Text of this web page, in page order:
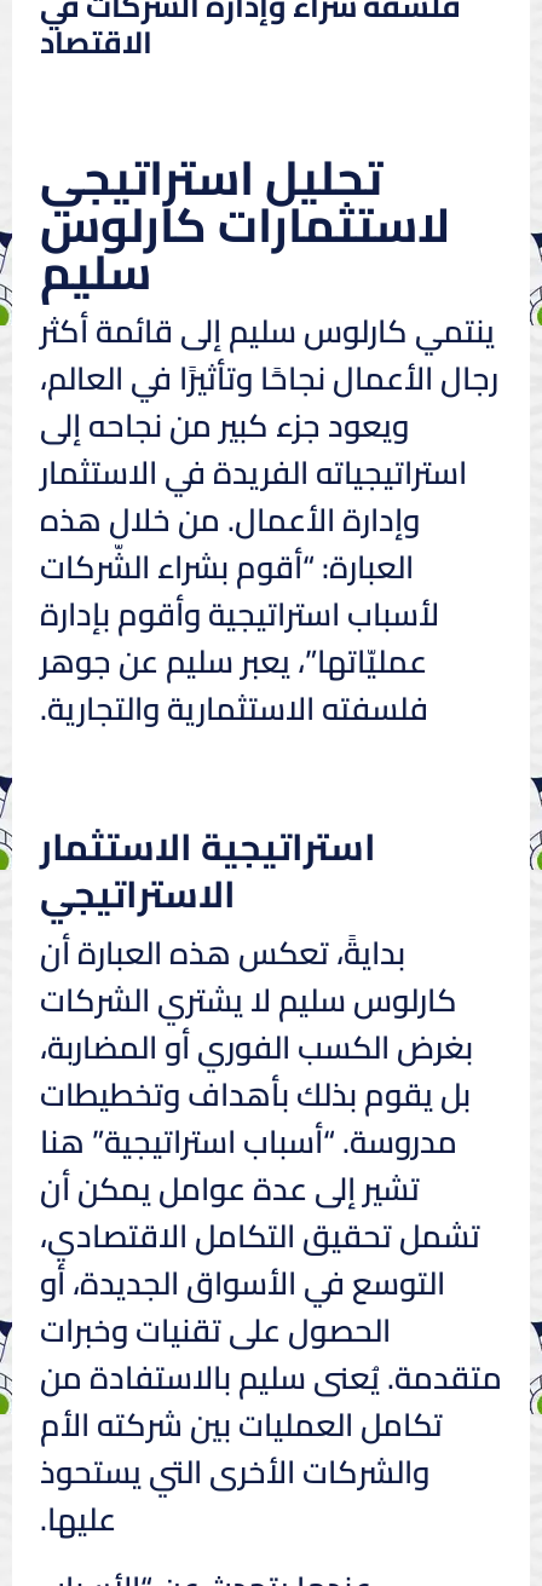
الاقتصاد
تحليل استراتيجي
لاستثمارات كارلوس
سليم
ينتمي كارلوس سليم إلى قائمة أكثر
رجال الأعمال نجاحًا وتأثيرًا في العالم،
ويعود جزء كبير من نجاحه إلى
استراتيجياته الفريدة في الاستثمار
وإدارة الأعمال. من خلال هذه
العبارة: “أقوم بشراء الشّركات
لأسباب استراتيجية وأقوم بإدارة
عمليّاتها”، يعبر سليم عن جوهر
فلسفته الاستثمارية والتجارية.
استراتيجية الاستثمار
الاستراتيجي
بدايةً، تعكس هذه العبارة أن
كارلوس سليم لا يشتري الشركات
بغرض الكسب الفوري أو المضاربة،
بل يقوم بذلك بأهداف وتخطيطات
مدروسة. “أسباب استراتيجية” هنا
تشير إلى عدة عوامل يمكن أن
تشمل تحقيق التكامل الاقتصادي،
التوسع في الأسواق الجديدة، أو
الحصول على تقنيات وخبرات
متقدمة. يُعنى سليم بالاستفادة من
تكامل العمليات بين شركته الأم
والشركات الأخرى التي يستحوذ
عليها.